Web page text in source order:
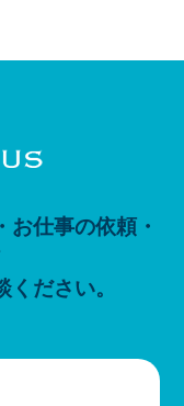
お仕事の依頼・
ださい。